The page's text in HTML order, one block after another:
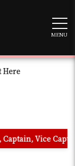
MENU
Here
Captain & Must